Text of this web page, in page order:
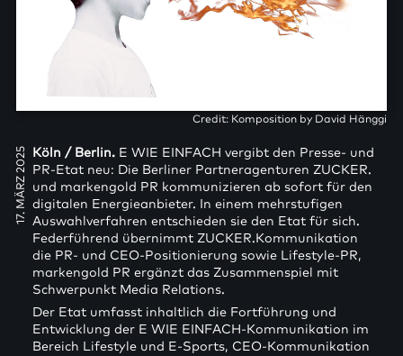
Credit: Komposition by David Hänggi
17. MÄRZ 2025 Köln / Berlin.E WIE EINFACH vergibt den Presse- und
PR-Etat neu: Die Berliner Partneragenturen ZUCKER.
und markengold PR kommunizieren ab sofort für den
digitalen Energieanbieter. In einem mehrstufigen
Auswahlverfahren entschieden sie den Etat für sich.
Federführend übernimmt ZUCKER.Kommunikation
die PR- und CEO-Positionierung sowie Lifestyle-PR,
markengold PR ergänzt das Zusammenspiel mit
Schwerpunkt Media Relations.
Der Etat umfasst inhaltlich die Fortführung und
Entwicklung der E WIE EINFACH-Kommunikation im
Bereich Lifestyle und E-Sports, CEO-Kommunikation